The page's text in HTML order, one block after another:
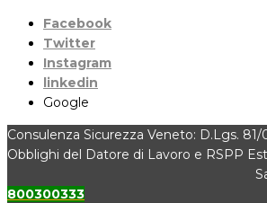
Facebook
Twitter
Instagram
linkedin
Google
Consulenza Sicurezza Veneto: D.Lgs. 81/
Obblighi del Datore di Lavoro e RSPP
800300333